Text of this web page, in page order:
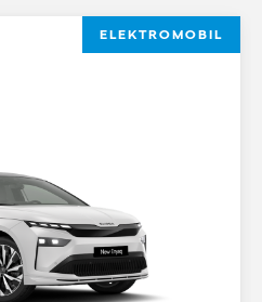
ELEKTROMOBIL